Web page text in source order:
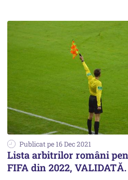
Publicat pe 16 Dec 2021
Lista arbitrilor români
FIFA din 2022,